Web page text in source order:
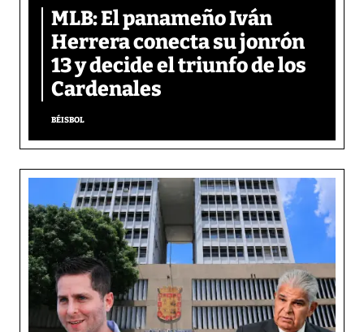
MLB: El panameño Iván
Herrera conecta su jonrón
13 y decide el triunfo de los
Cardenales
BÉISBOL